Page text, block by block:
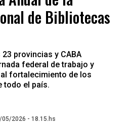
de Bibliotecas
provincias y CABA
federal de trabajo y
fortalecimiento de los
todo el país.
05/2026 - 18.15.hs